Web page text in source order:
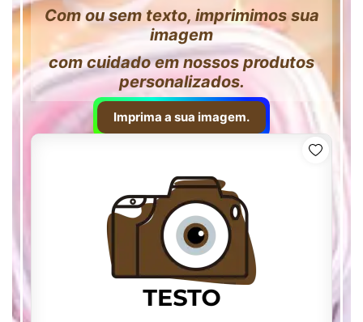
Com ou sem texto, imprimimos sua
imagem
com cuidado em nossos produtos
personalizados.
Imprima a sua imagem.